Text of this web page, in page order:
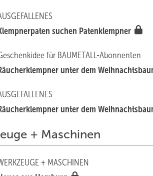
suchen Patenklempner
für BAUMETALL-Abonnenten
unter dem
unter dem
+ Maschinen
+ MASCHINEN